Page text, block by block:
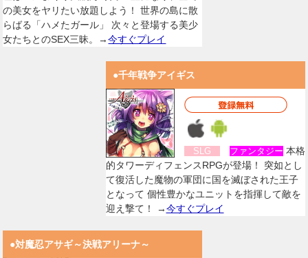
の美女をヤリたい放題しよう！ 世界の島に散
らばる「ハメたガール」 次々と登場する美少
女たちとのSEX三昧。→今すぐプレイ
●千年戦争アイギス
SLG ファンタジー 本格
的タワーディフェンスRPGが登場！ 突如とし
て復活した魔物の軍団に国を滅ぼされた王子
となって 個性豊かなユニットを指揮して敵を
迎え撃て！ →今すぐプレイ
●対魔忍アサギ～決戦アリーナ～